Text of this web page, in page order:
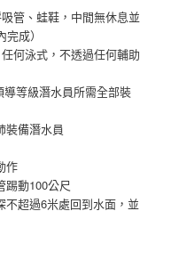
管、蛙鞋，中間無休息並
成）
何泳式，不透過任何輔助
等級潛水員所需全部裝
裝備潛水員
作
踢動100公尺
超過6米處回到水面，並